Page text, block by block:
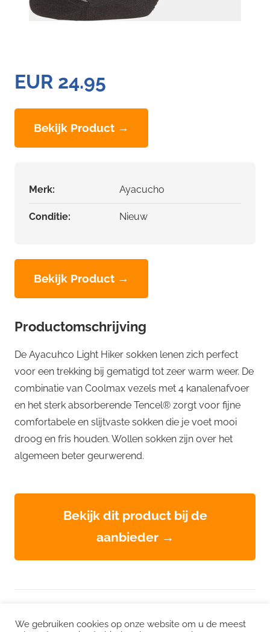
EUR 24.95
Bekijk Product →
Merk: Ayacucho
Conditie: Nieuw
Bekijk Product →
Productomschrijving
De Ayacuhco Light Hiker sokken lenen zich perfect
voor een trekking bij gematigd tot zeer warm weer. De
combinatie van Coolmax vezels met 4 kanalenafvoer
en het sterk absorberende Tencel® zorgt voor fijne
comfortabele en slijtvaste sokken die je voet mooi
droog en fris houden. Wollen sokken zijn over het
algemeen beter geurwerend.
Bekijk dit product bij de
aanbieder →
We gebruiken cookies op onze website om u de meest